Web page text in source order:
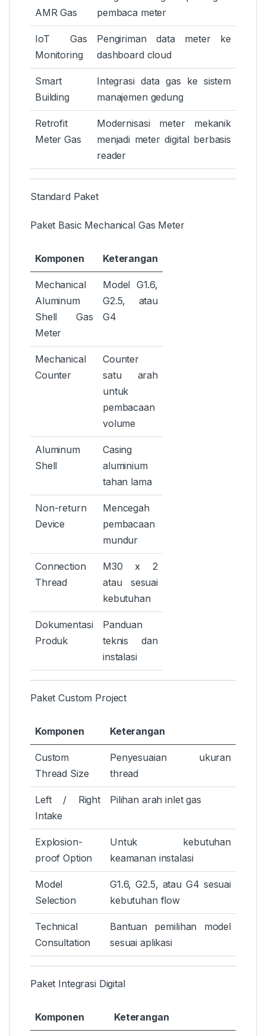
AMR Gas
pembaca meter
IoT Gas
Monitoring
Pengiriman data meter ke
dashboard cloud
Smart
Building
Integrasi data gas ke sistem
manajemen gedung
Retrofit
Meter Gas
Modernisasi meter mekanik
menjadi meter digital berbasis
reader
Standard Paket
Paket Basic Mechanical Gas Meter
Komponen Keterangan
Mechanical
Aluminum
Shell Gas
Meter
Model G1.6,
G2.5, atau
G4
Mechanical
Counter
Counter
satu arah
untuk
pembacaan
volume
Aluminum
Shell
Casing
aluminium
tahan lama
Non-return
Device
Mencegah
pembacaan
mundur
Connection
Thread
M30 x 2
atau sesuai
kebutuhan
Dokumentasi
Produk
Panduan
teknis dan
instalasi
Paket Custom Project
Komponen Keterangan
Custom
Thread Size
Penyesuaian ukuran
thread
Left / Right
Intake
Pilihan arah inlet gas
Explosion-
proof Option
Untuk kebutuhan
keamanan instalasi
Model
Selection
G1.6, G2.5, atau G4 sesuai
kebutuhan flow
Technical
Consultation
Bantuan pemilihan model
sesuai aplikasi
Paket Integrasi Digital
Komponen Keterangan